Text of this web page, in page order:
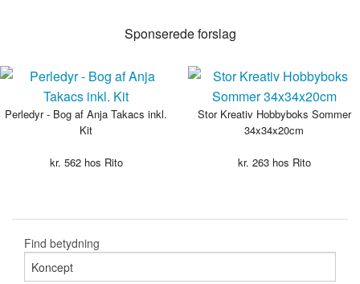
Sponserede forslag
Perledyr - Bog af Anja Takacs inkl.
Kit
kr. 562hos Rito
Stor Kreativ Hobbyboks Sommer
34x34x20cm
kr. 263hos Rito
Find betydning